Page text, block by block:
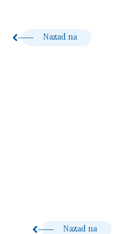
Nazad na
Nazad na